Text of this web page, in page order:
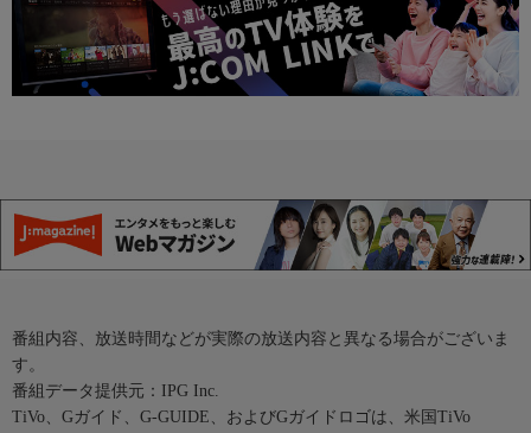
番組内容、放送時間などが実際の放送内容と異なる場合がございま
す。
番組データ提供元：IPG Inc.
TiVo、Gガイド、G-GUIDE、およびGガイドロゴは、米国TiVo